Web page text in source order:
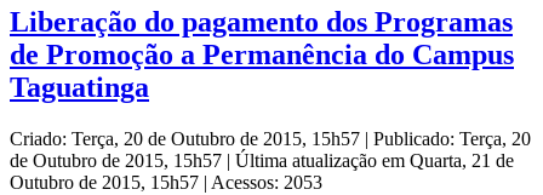
Liberação do pagamento dos Programas
de Promoção a Permanência do Campus
Taguatinga
Criado: Terça, 20 de Outubro de 2015, 15h57 | Publicado: Terça, 20
de Outubro de 2015, 15h57 | Última atualização em Quarta, 21 de
Outubro de 2015, 15h57 | Acessos: 2053